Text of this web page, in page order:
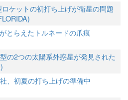
ケットの初打ち上げが衛星の問題
とらえたトルネードの爪痕
の2つの太陽系外惑星が発見された
、初夏の打ち上げの準備中